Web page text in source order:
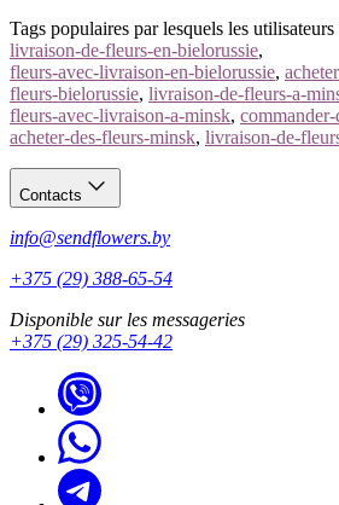
Tags populaires par lesquels les
livraison-de-fleurs-en-bielorussie,
fleurs-avec-livraison-en-bielorussie,
fleurs-bielorussie, livraison-de-fleurs-a-
fleurs-avec-livraison-a-minsk,
acheter-des-fleurs-minsk, livraison-de-
Contacts
info@sendflowers.by
+375 (29) 388-65-54
Disponible sur les messageries
+375 (29) 325-54-42